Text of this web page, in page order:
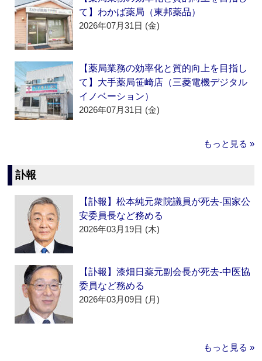
て】わかば薬局（東邦薬品）
2026年07月31日 (金)
【薬局業務の効率化と質的向上を目指し
て】大手薬局笹崎店（三菱電機デジタル
イノベーション）
2026年07月31日 (金)
もっと見る »
訃報
【訃報】松本純元衆院議員が死去‐国家公
安委員長など務める
2026年03月19日 (木)
【訃報】漆畑日薬元副会長が死去‐中医協
委員など務める
2026年03月09日 (月)
もっと見る »